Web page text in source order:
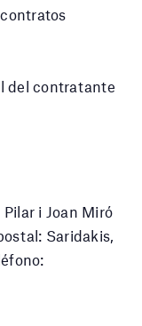
del contratante
i Joan Miró
Saridakis,